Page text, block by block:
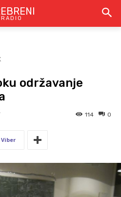
RADIO
održavanje
0
114
Viber